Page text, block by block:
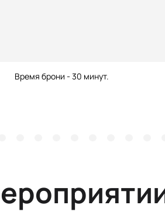
Время брони - 30 минут.